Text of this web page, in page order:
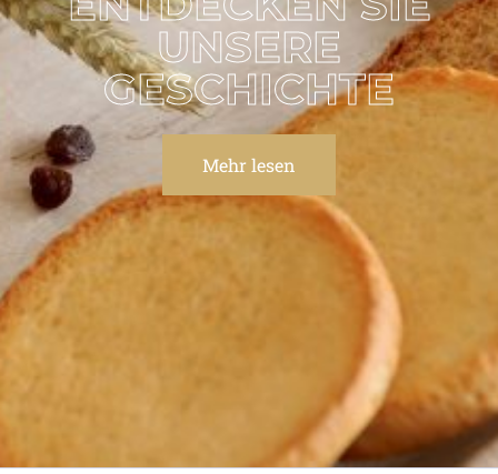
UNSERE
GESCHICHTE
Mehr lesen